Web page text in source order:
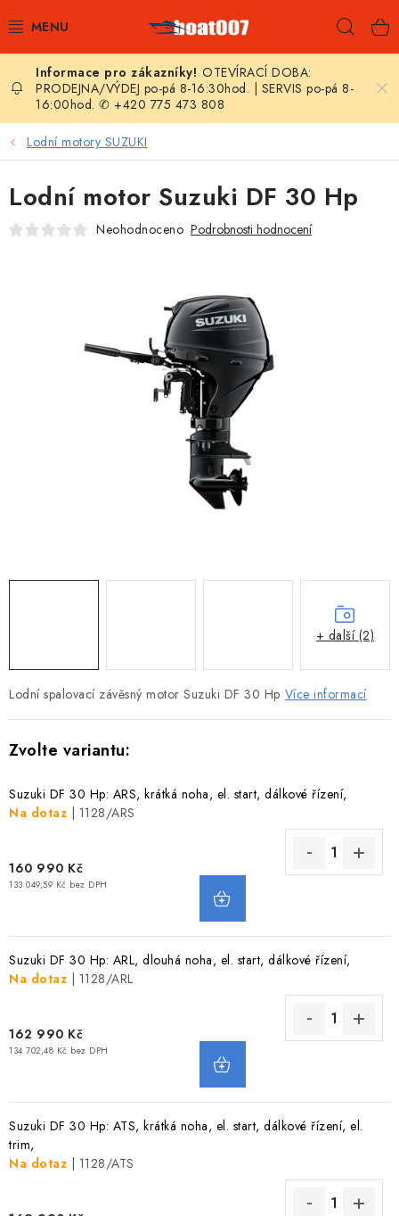
na
E-SHOP
AKČNÍ SLEVY
NAFUKOVACÍ ČLUNY
PRAMICE A MOTOROVÉ VESLICE
KAJAKY, KÁNOE A RAFTY
VODNÍ SKŮTRY
VODNÍ SPORTY
PŘÍSLUŠENSTVÍ K ČLUNŮM
PŘÍVĚSY K LODÍM
Doprava a platba
Reklamace
OTEVÍRACÍ DOBA:
PRODEJNA/VÝDEJ po-pá 8-16:30hod. | SERVIS po-pá 8-
16:00hod. ✆ +420 775 473 808
Lodní motory SUZUKI
Lodní spalovací závěsný motor Suzuki DF 30 Hp Více informací
Suzuki DF 30 Hp: ARS, krátká noha, el. start, dálkové řízení,
Na dotaz
| 1128/ARS
160 990 Kč
133 049,59 Kč bez DPH
Suzuki DF 30 Hp: ARL, dlouhá noha, el. start, dálkové řízení,
Na dotaz
| 1128/ARL
162 990 Kč
134 702,48 Kč bez DPH
Suzuki DF 30 Hp: ATS, krátká noha, el. start, dálkové řízení, el.
trim,
Na dotaz
| 1128/ATS
Lodní motor Suzuki DF 30 Hp
Neohodnoceno Podrobnosti hodnocení
+ další (2)